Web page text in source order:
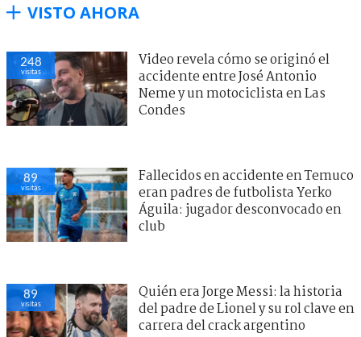
VISTO AHORA
248
visitas
Video revela cómo se originó el
accidente entre José Antonio
Neme y un motociclista en Las
Condes
89
visitas
Fallecidos en accidente en Temuco
eran padres de futbolista Yerko
Águila: jugador desconvocado en
club
89
visitas
Quién era Jorge Messi: la historia
del padre de Lionel y su rol clave en
carrera del crack argentino